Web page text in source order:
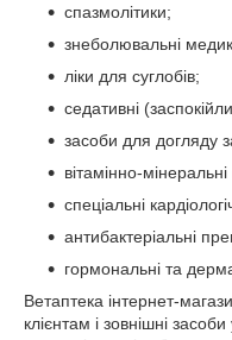
спазмолітики;
знеболювальні
ліки для суглобів;
седативні
засоби для догляду
вітамінно-
спеціальні
антибактеріальні
гормональні та
Ветаптека інтернет-
клієнтам і зовнішні